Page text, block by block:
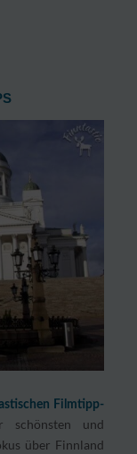
Filmtipp-
schönsten und
über Finnland